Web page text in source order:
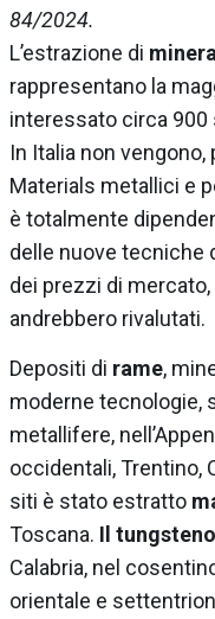
84/2024.
L’estrazione di
rappresentano la
interessato circa
In Italia non
Materials metallici e
è totalmente
delle nuove tecniche
dei prezzi di
andrebbero rivalutati.
Depositi di rame,
moderne tecnologie,
metallifere,
occidentali, Trentino,
siti è stato estratto
Toscana. Il tungsteno
Calabria, nel
orientale e